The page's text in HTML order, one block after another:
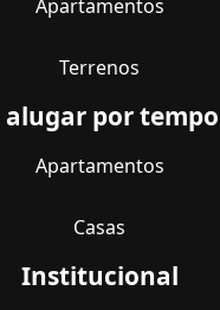
Apartamentos
Terrenos
alugar por
Apartamentos
Casas
Institucional